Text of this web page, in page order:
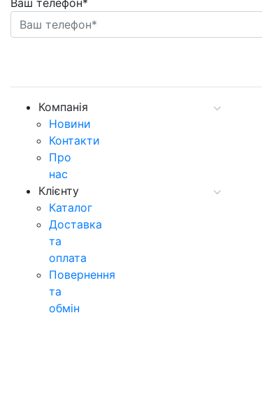
Ваш телефон*
Компанія
Новини
Контакти
Про
нас
Клієнту
Каталог
Доставка
та
оплата
Повернення
та
обмін